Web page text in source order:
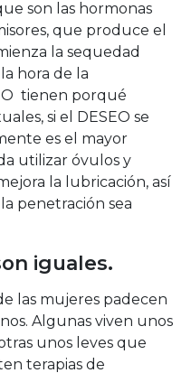
son las hormonas
que produce el
la sequedad
hora de la
tienen porqué
si el DESEO se
es el mayor
utilizar óvulos y
la lubricación, así
penetración sea
iguales.
las mujeres padecen
Algunas viven unos
unos leves que
terapias de